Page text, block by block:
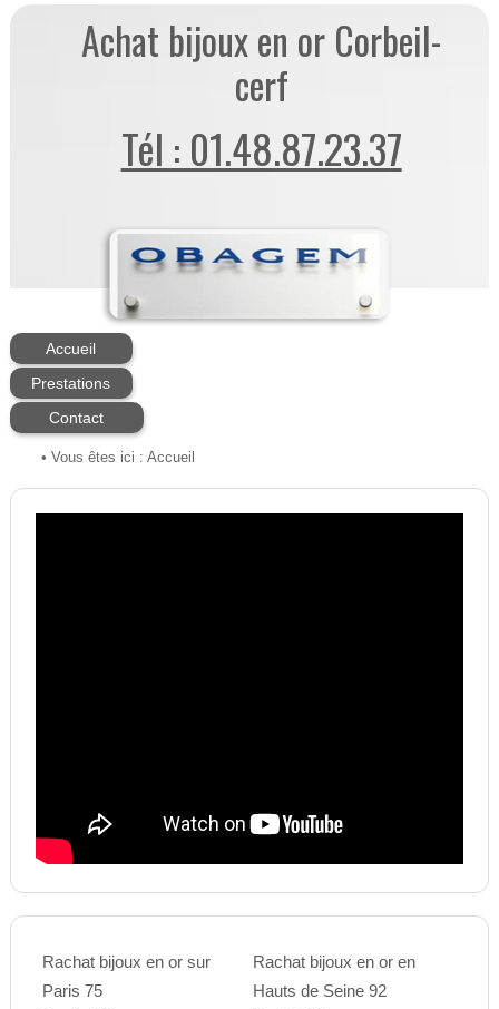
Achat bijoux en or Corbeil-
cerf
Tél : 01.48.87.23.37
Accueil
Prestations
Contact
• Vous êtes ici : Accueil
Rachat bijoux en or sur
Paris 75
Rachat bijoux en or en
Hauts de Seine 92